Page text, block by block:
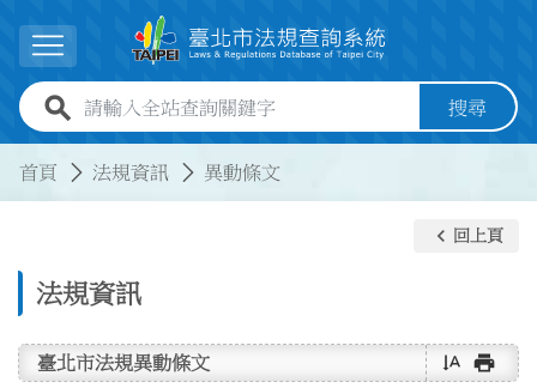
展開選單
全站查詢關鍵字欄位 搜尋
首頁 法規資訊 異動條文
法規資訊
keyboard_arrow_left 回上頁
臺北市法規異動條文 text_rotate_vertical print